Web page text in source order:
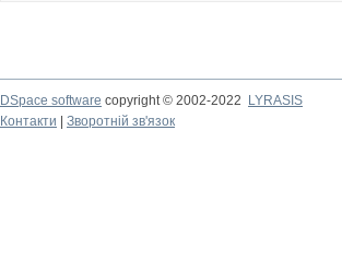
DSpace software copyright © 2002-2022
LYRASIS
Контакти
Зворотній зв'язок